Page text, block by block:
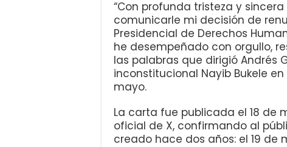
“Con profunda tristeza y
comunicarle mi decisión de
Presidencial de Derechos
he desempeñado con orgullo,
las palabras que dirigió Andrés
inconstitucional Nayib Bukele
mayo.
La carta fue publicada el 18 de
oficial de X, confirmando al
creado hace dos años: el 19 de